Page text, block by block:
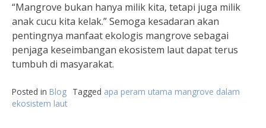
“Mangrove bukan hanya milik kita, tetapi juga milik
anak cucu kita kelak.” Semoga kesadaran akan
pentingnya manfaat ekologis mangrove sebagai
penjaga keseimbangan ekosistem laut dapat terus
tumbuh di masyarakat.
Posted in Blog Tagged apa peram utama mangrove dalam
ekosistem laut